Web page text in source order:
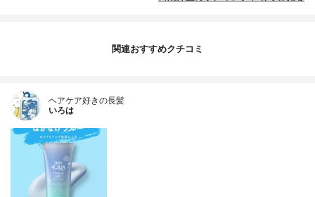
関連おすすめクチコミ
ヘアケア好きの長髪
いろは